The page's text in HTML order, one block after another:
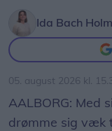
uge, og ifølge
Uhrenholt
overraskende
- Vi havde håbet
interesserede
Ida Bach Holm
05. august 2026 kl.
AALBORG: Med
drømme sig væk